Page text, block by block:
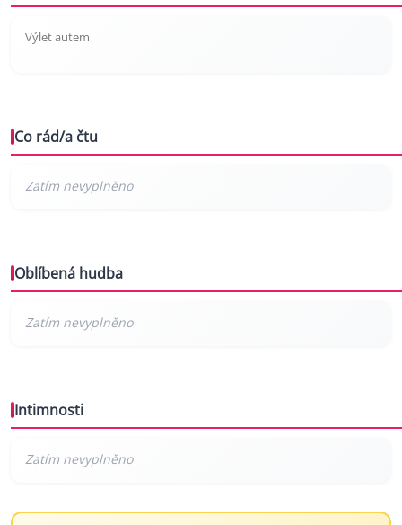
Výlet autem
Co rád/a čtu
Oblíbená hudba
Intimnosti